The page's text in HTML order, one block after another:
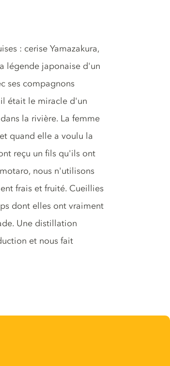
: cerise Yamazakura,
légende japonaise d'un
ses compagnons
était le miracle d'un
la rivière. La femme
quand elle a voulu la
reçu un fils qu'ils ont
nous n'utilisons
frais et fruité. Cueillies
dont elles ont vraiment
Une distillation
et nous fait